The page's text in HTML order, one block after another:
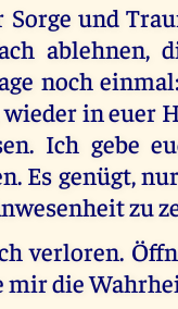
Sorge und
ablehnen,
noch
in euer
Ich gebe
Es genügt,
zu
verloren.
mir die